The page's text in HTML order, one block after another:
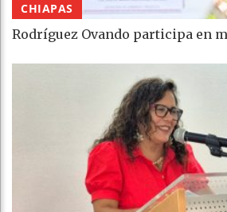
CHIAPAS
Rodríguez Ovando participa en